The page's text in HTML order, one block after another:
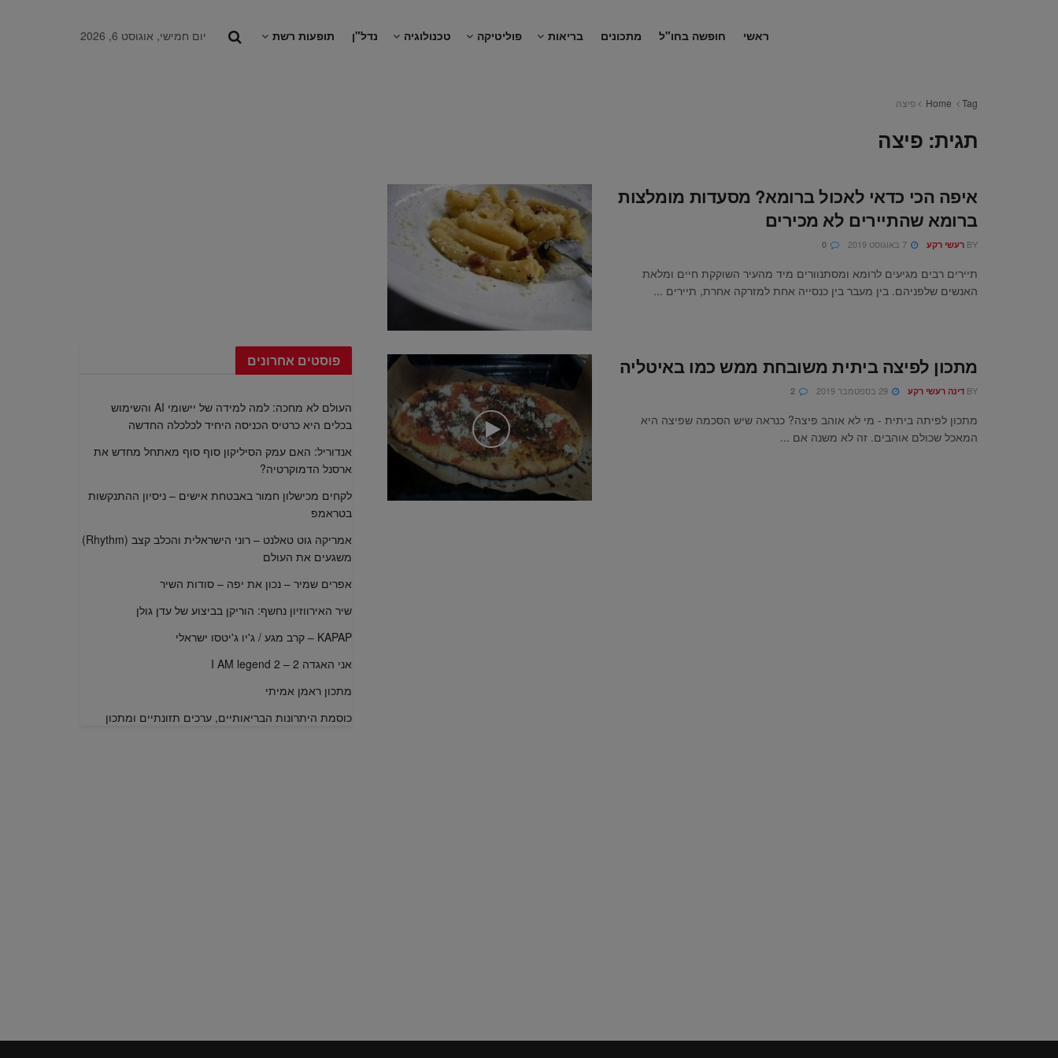
ראשי חופשה בחו"ל מתכונים בריאות פוליטיקה טכנולוגיה נדל"ן תופעות רשת יום חמישי, אוגוסט 6, 2026
Home Tag פיצה
תגית: פיצה
איפה הכי כדאי לאכול ברומא? מסעדות מומלצות
ברומא שהתיירים לא מכירים
BY רעשי רקע
תיירים רבים מגיעים לרומא ומסתנוורים מיד מהעיר השוקקת חיים ומלאת
האנשים שלפניהם. בין מעבר בין כנסייה אחת למזרקה אחרת, תיירים ...
מתכון לפיצה ביתית משובחת ממש כמו באיטליה
BY דינה רעשי רקע
מתכון לפיתה ביתית - מי לא אוהב פיצה? כנראה שיש הסכמה שפיצה היא
המאכל שכולם אוהבים. זה לא משנה אם ...
פוסטים אחרונים
העולם לא מחכה: למה למידה של יישומי AI והשימוש
בכלים היא כרטיס הכניסה היחיד לכלכלה החדשה
אנדוריל: האם עמק הסיליקון סוף סוף מאתחל מחדש את
ארסנל הדמוקרטיה?
לקחים מכישלון חמור באבטחת אישים – ניסיון ההתנקשות
בטראמפ
אמריקה גוט טאלנט – רוני הישראלית והכלב קצב (Rhythm)
משגעים את העולם
אפרים שמיר – נכון את יפה – סודות השיר
שיר האירווזיון נחשף: הוריקן בביצוע של עדן גולן
KAPAP – קרב מגע / ג'יו ג'יטסו ישראלי
אני האגדה 2 – I AM legend 2
מתכון ראמן אמיתי
כוסמת היתרונות הבריאותיים, ערכים תזונתיים ומתכון